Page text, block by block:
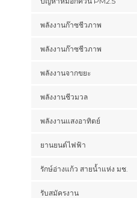
พลังงานก๊าซชีวภาพ
พลังงานก๊าซชีวภาพ
พลังงานจากขยะ
พลังงานชีวมวล
พลังงานแสงอาทิตย์
ยานยนต์ไฟฟ้า
รักษ์อ่างแก้ว สายน้ำแห่ง มช.
รับสมัครงาน